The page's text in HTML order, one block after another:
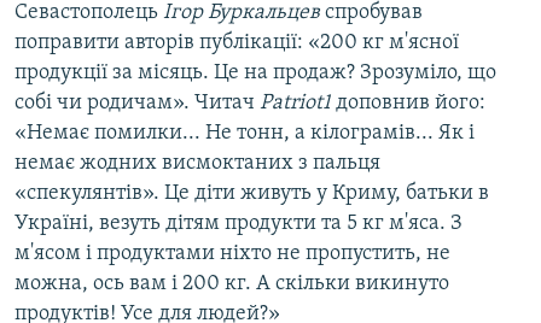
Севастополець Ігор Буркальцев спробував
поправити авторів публікації: «200 кг м'ясної
продукції за місяць. Це на продаж? Зрозуміло, що
собі чи родичам». Читач Patriot1 доповнив його:
«Немає помилки... Не тонн, а кілограмів... Як і
немає жодних висмоктаних з пальця
«спекулянтів». Це діти живуть у Криму, батьки в
Україні, везуть дітям продукти та 5 кг м'яса. З
м'ясом і продуктами ніхто не пропустить, не
можна, ось вам і 200 кг. А скільки викинуто
продуктів! Усе для людей?»